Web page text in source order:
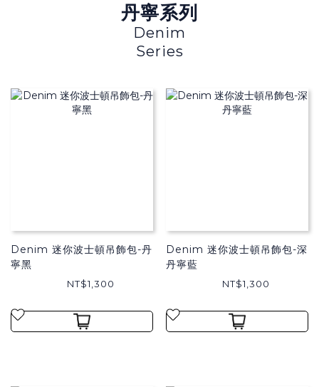
丹寧系列
Denim
Series
Denim 迷你波士頓吊飾包-丹
寧黑
NT$1,300
Denim 迷你波士頓吊飾包-深
丹寧藍
NT$1,300